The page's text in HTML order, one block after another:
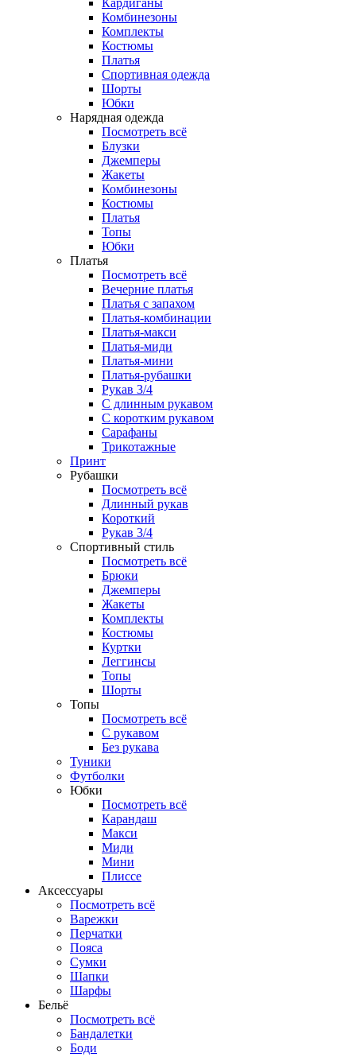
Комбинезоны
Комплекты
Костюмы
Платья
Спортивная одежда
Шорты
Юбки
Нарядная одежда
Посмотреть всё
Блузки
Джемперы
Жакеты
Комбинезоны
Костюмы
Платья
Топы
Юбки
Платья
Посмотреть всё
Вечерние платья
Платья с запахом
Платья-комбинации
Платья-макси
Платья-миди
Платья-мини
Платья-рубашки
Рукав 3/4
С длинным рукавом
С коротким рукавом
Сарафаны
Трикотажные
Принт
Рубашки
Посмотреть всё
Длинный рукав
Короткий
Рукав 3/4
Спортивный стиль
Посмотреть всё
Брюки
Джемперы
Жакеты
Комплекты
Костюмы
Куртки
Леггинсы
Топы
Шорты
Топы
Посмотреть всё
C рукавом
Без рукава
Туники
Футболки
Юбки
Посмотреть всё
Карандаш
Макси
Миди
Мини
Плиссе
Аксессуары
Посмотреть всё
Варежки
Перчатки
Пояса
Сумки
Шапки
Шарфы
Бельё
Посмотреть всё
Бандалетки
Боди